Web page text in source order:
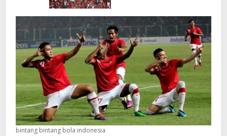
bintang bintang bola indonesia